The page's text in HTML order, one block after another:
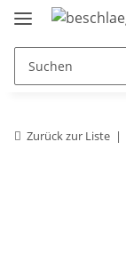
Zurück zur Liste